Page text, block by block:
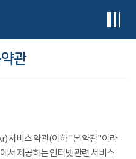
관
서비스 약관(이하 "본 약관"이라
서 제공하는 인터넷 관련 서비스